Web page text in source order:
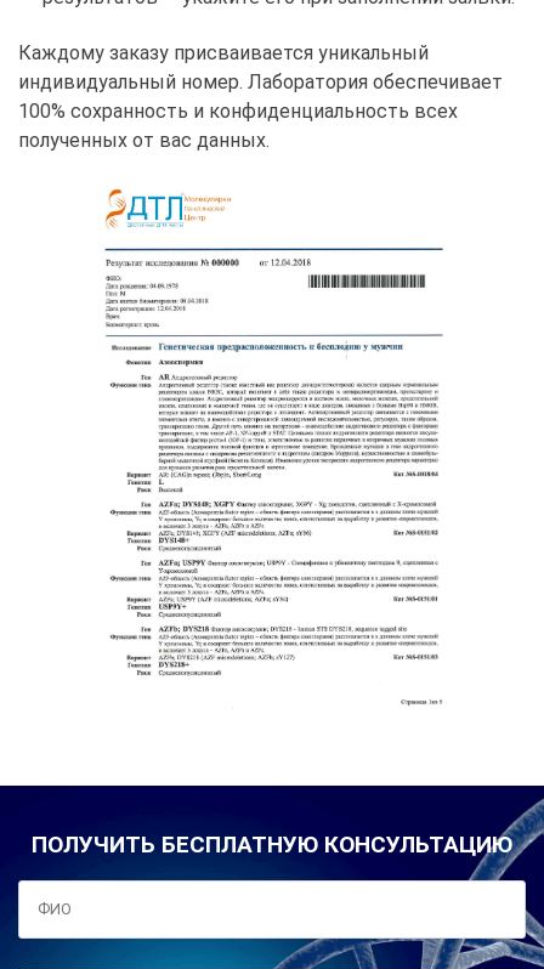
Каждому заказу присваивается уникальный
индивидуальный номер. Лаборатория обеспечивает
100% сохранность и конфиденциальность всех
полученных от вас данных.
ПОЛУЧИТЬ БЕСПЛАТНУЮ КОНСУЛЬТАЦИЮ